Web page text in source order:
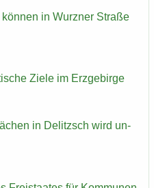
in Wurz­ner Stra­ße
Ziele im Erz­ge­bir­ge
in De­litzsch wird un­